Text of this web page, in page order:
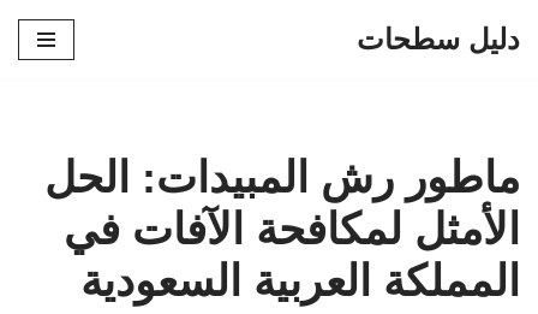
دليل سطحات
ماطور رش المبيدات: الحل
الأمثل لمكافحة الآفات في
المملكة العربية السعودية